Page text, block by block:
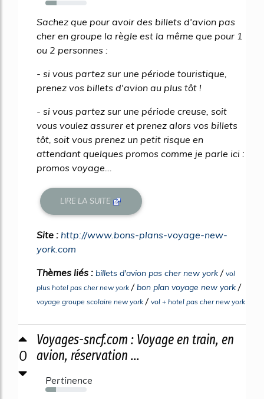
27%
Sachez que pour avoir des billets d'avion pas
cher en groupe la règle est la même que pour 1
ou 2 personnes :
- si vous partez sur une période touristique,
prenez vos billets d'avion au plus tôt !
- si vous partez sur une période creuse, soit
vous voulez assurer et prenez alors vos billets
tôt, soit vous prenez un petit risque en
attendant quelques promos comme je parle ici :
promos voyage...
LIRE LA SUITE
Site : http://www.bons-plans-voyage-new-
york.com
Thèmes liés : billets d'avion pas cher new york / vol
plus hotel pas cher new york /bon plan voyage new york /
voyage groupe scolaire new york / vol + hotel pas cher new york
0
Voyages-sncf.com : Voyage en train, en
avion, réservation ...
Pertinence
26%